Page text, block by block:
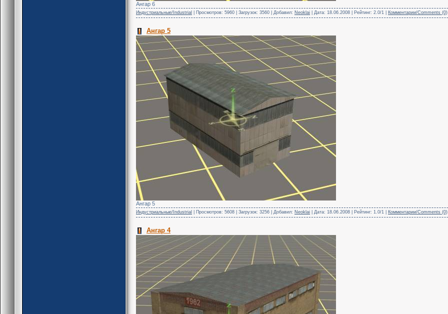
Ангар 6
Индустриальные/Industrial | Просмотров: 5960 | Загрузок: 3560 | Добавил: Neoklai | Дата: 18.06.2008 | Рейтинг: 2.0/1 | Комментарии/Comments (0)
Ангар 5
Ангар 5
Индустриальные/Industrial | Просмотров: 5608 | Загрузок: 3256 | Добавил: Neoklai | Дата: 18.06.2008 | Рейтинг: 1.0/1 | Комментарии/Comments (0)
Ангар 4